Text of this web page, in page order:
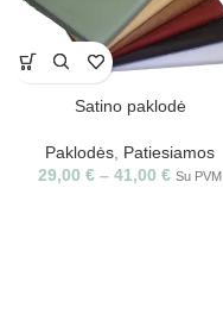
Satino paklodė
Paklodės Patiesiamos
29,00 € – 41,00 € Su PVM